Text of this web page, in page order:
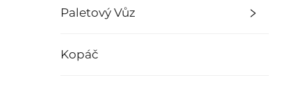
Paletový Vůz
Kopáč